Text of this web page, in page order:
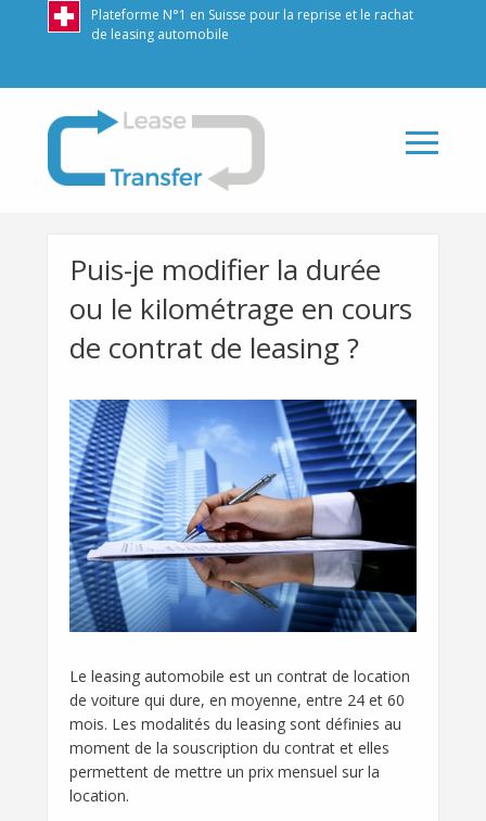
Plateforme N°1 en Suisse pour la reprise et le rachat
de leasing automobile
LeaseTransfer
Puis-je modifier la durée
ou le kilométrage en cours
de contrat de leasing ?
Le leasing automobile est un contrat de location
de voiture qui dure, en moyenne, entre 24 et 60
mois. Les modalités du leasing sont définies au
moment de la souscription du contrat et elles
permettent de mettre un prix mensuel sur la
location.